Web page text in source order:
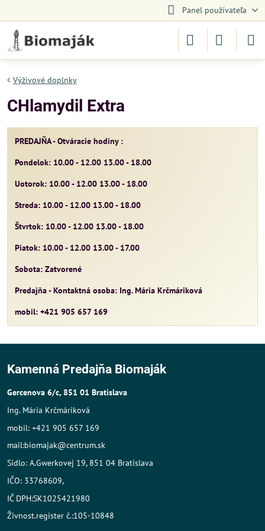
Panel používateľa
Výživové doplnky
CHlamydil Extra
PREDAJŇA - Otváracie hodiny :
Pondelok: 10.00 - 12.00 13.00 - 18.00
Uotorok: 10.00 - 12.00 13.00 - 18.00
Streda: 10.00 - 12.00 13.00 - 18.00
Štvrtok: 10.00 - 12.00 13.00 - 18.00
Piatok: 10.00 - 12.00 13.00 - 17.00
Sobota: Zatvorené
Predajňa - Kontaktná osoba: Ing. Mária Krčmáriková
mobil: +421 905 657 169
Kamenná Predajňa Biomaják
Gercenova 6/c, 851 01 Bratislava
Ing. Mária Krčmáriková
mobil: +421 905 657 169
mail:biomajak@centrum.sk
Sídlo: A.Gwerkovej 19, 851 04 Bratislava
IČO: 33768609,
IČ DPH:SK1025421980
Živnost.register č.:105-10848